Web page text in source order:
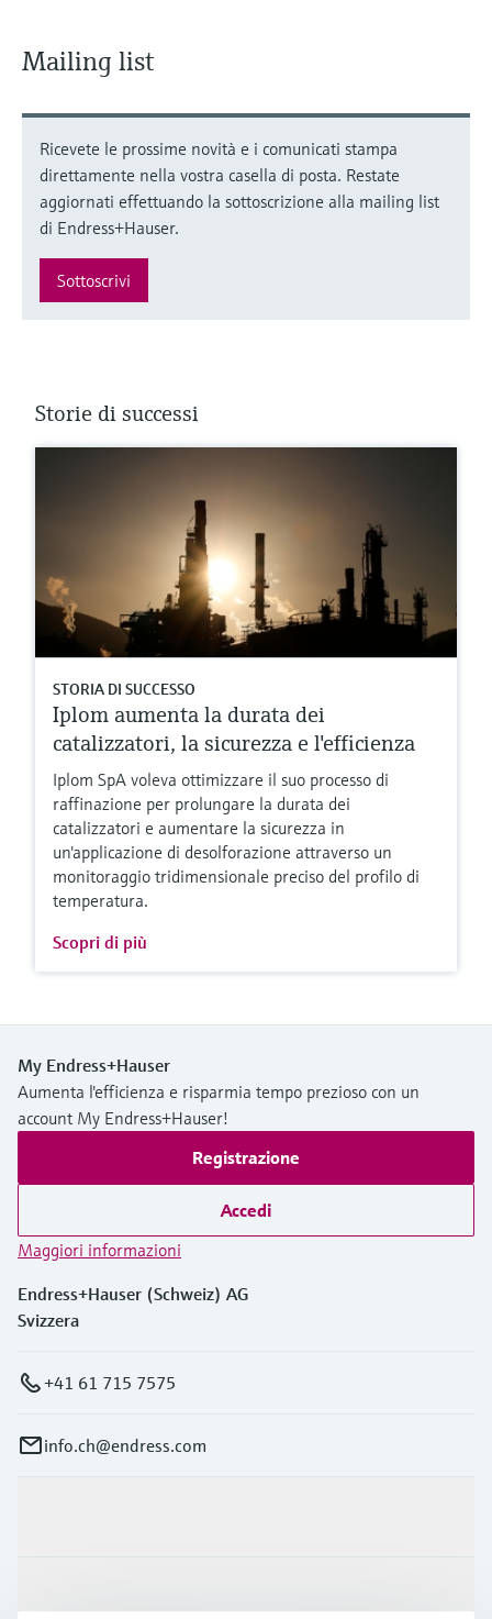
Mailing list
Ricevete le prossime novità e i comunicati stampa
direttamente nella vostra casella di posta. Restate
aggiornati effettuando la sottoscrizione alla mailing list
di Endress+Hauser.
Sottoscrivi
Storie di successi
STORIA DI SUCCESSO
Iplom aumenta la durata dei
catalizzatori, la sicurezza e l'efficienza
Iplom SpA voleva ottimizzare il suo processo di
raffinazione per prolungare la durata dei
catalizzatori e aumentare la sicurezza in
un'applicazione di desolforazione attraverso un
monitoraggio tridimensionale preciso del profilo di
temperatura.
Scopri di più
My Endress+Hauser
Aumenta l'efficienza e risparmia tempo prezioso con un
account My Endress+Hauser!
Registrazione
Accedi
Maggiori informazioni
Endress+Hauser (Schweiz) AG
Svizzera
+41 61 715 7575
info.ch@endress.com